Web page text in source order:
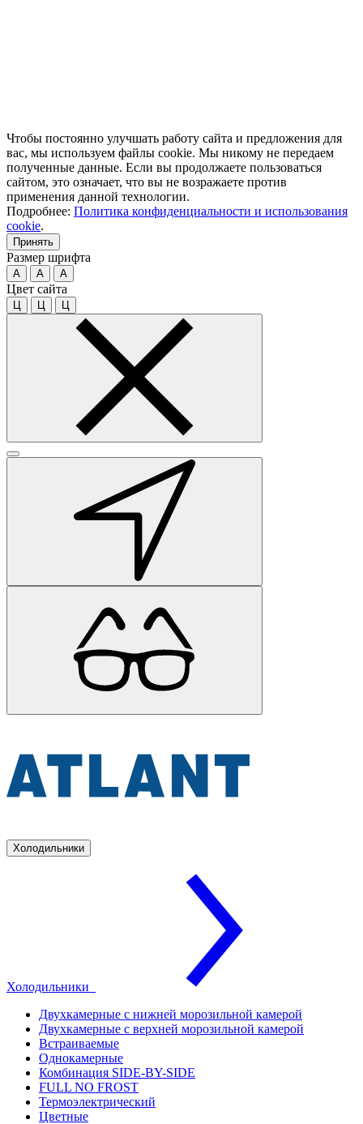
Чтобы постоянно улучшать работу сайта и предложения для
вас, мы используем файлы cookie. Мы никому не передаем
полученные данные. Если вы продолжаете пользоваться
сайтом, это означает, что вы не возражаете против
применения данной технологии.
Подробнее: Политика конфиденциальности и использования
cookie.
Принять
Размер шрифта
A A A
Цвет сайта
Ц Ц Ц
Холодильники
Холодильники
Двухкамерные с нижней морозильной камерой
Двухкамерные с верхней морозильной камерой
Встраиваемые
Однокамерные
Комбинация SIDE-BY-SIDE
FULL NO FROST
Термоэлектрический
Цветные